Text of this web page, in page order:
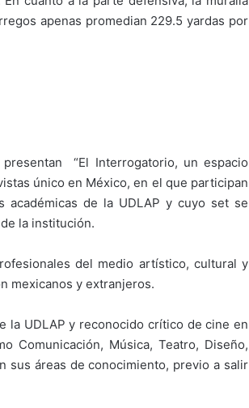
apenas promedian 229.5 yardas por
“El Interrogatorio, un espacio
único en México, en el que participan
de la UDLAP y cuyo set se
la institución.
del medio artístico, cultural y
mexicanos y extranjeros.
la UDLAP y reconocido crítico de cine en
Comunicación, Música, Teatro, Diseño,
sus áreas de conocimiento, previo a salir